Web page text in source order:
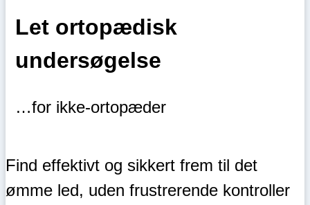
Let ortopædisk
undersøgelse
…for ikke-ortopæder
Find effektivt og sikkert frem til det
ømme led, uden frustrerende kontroller